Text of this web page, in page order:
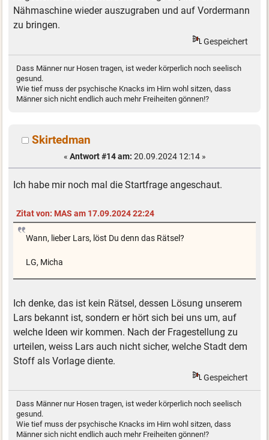
Nähmaschine wieder auszugraben und auf Vordermann
zu bringen.
Gespeichert
Dass Männer nur Hosen tragen, ist weder körperlich noch seelisch
gesund.
Wie tief muss der psychische Knacks im Hirn wohl sitzen, dass
Männer sich nicht endlich auch mehr Freiheiten gönnen!?
Skirtedman
« Antwort #14 am: 20.09.2024 12:14 »
Ich habe mir noch mal die Startfrage angeschaut.
Zitat von: MAS am 17.09.2024 22:24
Wann, lieber Lars, löst Du denn das Rätsel?
LG, Micha
Ich denke, das ist kein Rätsel, dessen Lösung unserem
Lars bekannt ist, sondern er hört sich bei uns um, auf
welche Ideen wir kommen. Nach der Fragestellung zu
urteilen, weiss Lars auch nicht sicher, welche Stadt dem
Stoff als Vorlage diente.
Gespeichert
Dass Männer nur Hosen tragen, ist weder körperlich noch seelisch
gesund.
Wie tief muss der psychische Knacks im Hirn wohl sitzen, dass
Männer sich nicht endlich auch mehr Freiheiten gönnen!?